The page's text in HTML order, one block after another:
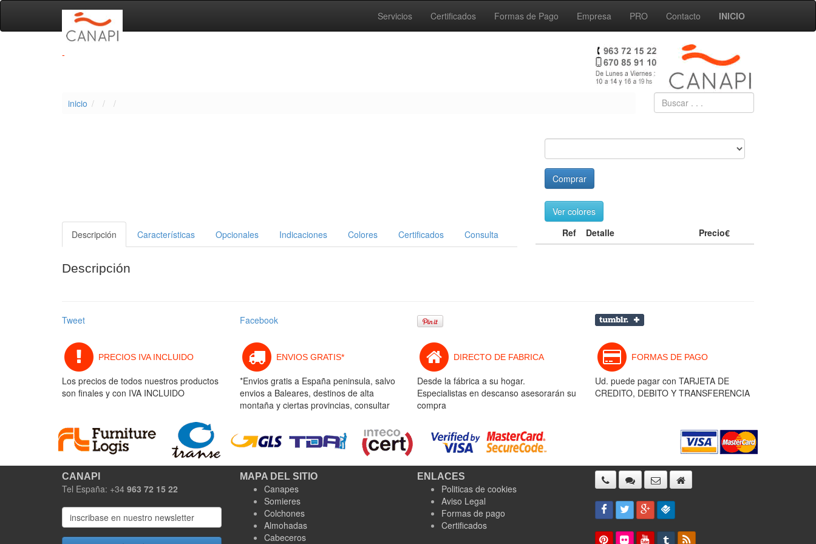
Servicios Certificados Formas de Pago Empresa PRO Contacto INICIO
-
inicio
Comprar
Ver colores
Descripción
Características Opcionales Indicaciones Colores Certificados Consulta
Descripción
Ref Detalle Precio€
Tweet Facebook
PRECIOS IVA INCLUIDO
Los precios de todos nuestros productos
son finales y con IVA INCLUIDO
ENVIOS GRATIS*
*Envios gratis a España peninsula, salvo
envios a Baleares, destinos de alta
montaña y ciertas provincias, consultar
DIRECTO DE FABRICA
Desde la fábrica a su hogar.
Especialistas en descanso asesorarán su
compra
FORMAS DE PAGO
Ud. puede pagar con TARJETA DE
CREDITO, DEBITO Y TRANSFERENCIA
CANAPI
Tel España: +34 963 72 15 22
MAPA DEL SITIO
Canapes
Somieres
Colchones
Almohadas
Cabeceros
ENLACES
Politicas de cookies
Aviso Legal
Formas de pago
Certificados